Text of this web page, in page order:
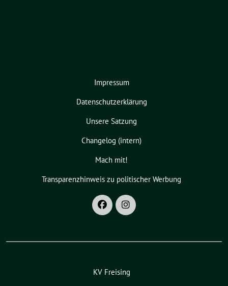
Impressum
Datenschutzerklärung
Unsere Satzung
Changelog (intern)
Mach mit!
Transparenzhinweis zu politischer Werbung
KV Freising